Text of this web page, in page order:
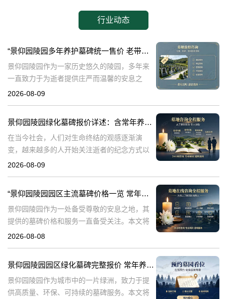
行业动态
“景仰园陵园多年养护墓碑统一售价 老带新双方共享优惠 详解与福利”
景仰园陵园作为一家历史悠久的陵园，多年来
一直致力于为逝者提供庄严而温馨的安息之
地。在众多陵园中，景仰园陵园以其独特的服
售
2026-08-09
景仰园陵园绿化墓碑报价详述：含常年养护，无额外费用
在当今社会，人们对生命终结的观感逐渐演
变，越来越多的人开始关注逝者的纪念方式以
及陵园的环境品质。景仰园陵园，作为专业的
区
2026-08-09
“景仰园陵园园区主流墓碑价格一览 常年保洁养护随单赠送 专属优惠活动解析”
景仰园陵园作为一处备受尊敬的安息之地，其
提供的墓碑价格和服务一直备受关注。本文将
深入探讨景仰园陵园园区主流墓碑的价格体
尽
2026-08-08
景仰园陵园园区绿化墓碑完整报价 常年养护不收取额外费用详解与专属优惠活动介绍
景仰园陵园作为城市中的一片绿洲，致力于提
供高质量、环保、可持续的墓碑服务。本文将